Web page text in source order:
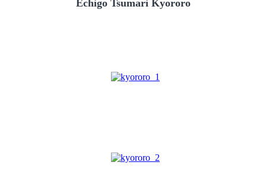
Echigo Tsumari Kyororo